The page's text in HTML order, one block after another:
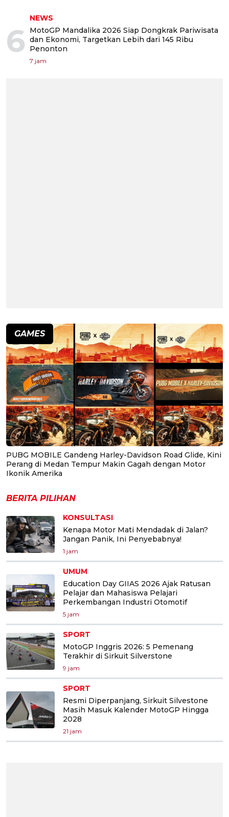
6
NEWS
MotoGP Mandalika 2026 Siap Dongkrak Pariwisata
dan Ekonomi, Targetkan Lebih dari 145 Ribu
Penonton
7 jam
GAMES
PUBG MOBILE Gandeng Harley-Davidson Road Glide, Kini
Perang di Medan Tempur Makin Gagah dengan Motor
Ikonik Amerika
BERITA PILIHAN
KONSULTASI
Kenapa Motor Mati Mendadak di Jalan?
Jangan Panik, Ini Penyebabnya!
1 jam
UMUM
Education Day GIIAS 2026 Ajak Ratusan
Pelajar dan Mahasiswa Pelajari
Perkembangan Industri Otomotif
5 jam
SPORT
MotoGP Inggris 2026: 5 Pemenang
Terakhir di Sirkuit Silverstone
9 jam
SPORT
Resmi Diperpanjang, Sirkuit Silvestone
Masih Masuk Kalender MotoGP Hingga
2028
21 jam